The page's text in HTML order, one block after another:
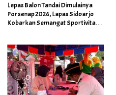
Lepas Balon Tandai Dimulainya
Porsenap 2026, Lapas Sidoarjo
Kobarkan Semangat Sportivitas